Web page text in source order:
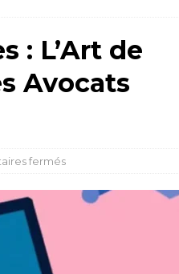
: L’Art de
Avocats
fermés